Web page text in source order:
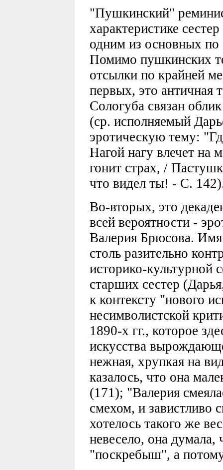
"Пушкинский"
характеристике
одним из основных по
Помимо пушкинских
отсылки по крайней
первых, это античная
Сологуба связан
(ср. исполняемый
эротическую тему:
Нагой нагу влечет на
гонит страх, /
что видел ты! - С.
Во-вторых, это
всей вероятности -
Валерия Брюсова. Имя
столь разительно
историко-культурной
старших сестер
к контексту "нового
несимволистской
1890-х гг., которое
искусства
нежная, хрупкая на
казалось, что она
(171); "Валерия
смехом, и завистливо
хотелось такого же
невесело, она думала,
"поскребыш", а